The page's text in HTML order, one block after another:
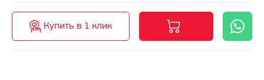
Купить в 1 клик